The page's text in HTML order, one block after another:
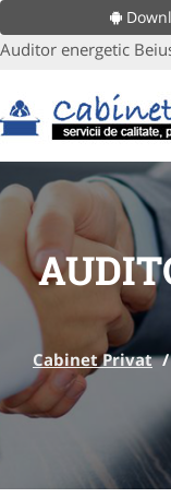
Auditor energetic
Cabinet Privat